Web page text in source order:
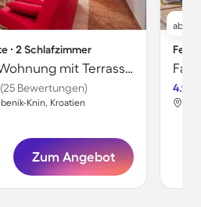
∙ 2 Schlafzimmer
Voll ausgestattete Wohnung mit Terrasse, Garten und Grill | Strand in der Nähe
(25 Bewertungen)
Knin, Kroatien
Zum Angebot
ab
4.9